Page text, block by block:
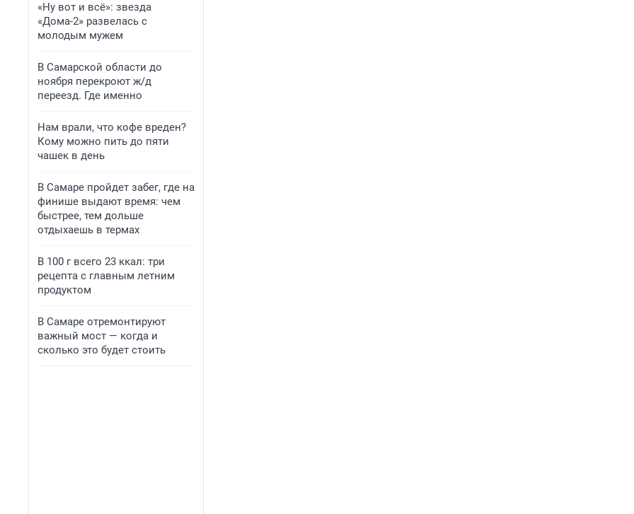
«Ну вот и всё»: звезда
«Дома-2» развелась с
молодым мужем
В Самарской области до
ноября перекроют ж/д
переезд. Где именно
Нам врали, что кофе вреден?
Кому можно пить до пяти
чашек в день
В Самаре пройдет забег, где на
финише выдают время: чем
быстрее, тем дольше
отдыхаешь в термах
В 100 г всего 23 ккал: три
рецепта с главным летним
продуктом
В Самаре отремонтируют
важный мост — когда и
сколько это будет стоить